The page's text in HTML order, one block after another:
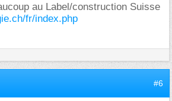
au Label/construction Suisse
fr/index.php
#6